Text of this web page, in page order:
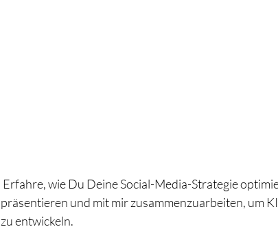
präsentieren und mit mir zusammenzuarbeiten, um
zu entwickeln.